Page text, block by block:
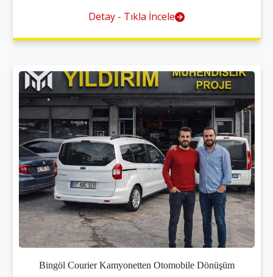
Detay - Tıkla İncele
Bingöl Courier Kamyonetten Otomobile Dönüşüm